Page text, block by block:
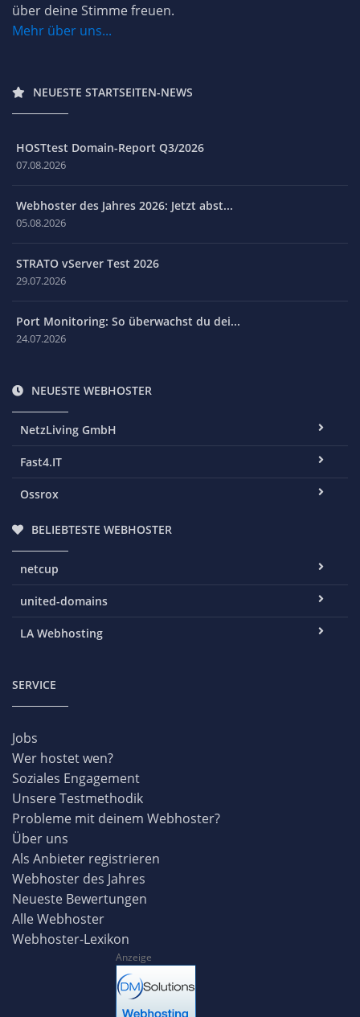
über deine Stimme freuen.
Mehr über uns...
NEUESTE STARTSEITEN-NEWS
HOSTtest Domain-Report Q3/2026
07.08.2026
Webhoster des Jahres 2026: Jetzt abst...
05.08.2026
STRATO vServer Test 2026
29.07.2026
Port Monitoring: So überwachst du dei...
24.07.2026
NEUESTE WEBHOSTER
NetzLiving GmbH
Fast4.IT
Ossrox
BELIEBTESTE WEBHOSTER
netcup
united-domains
LA Webhosting
SERVICE
Jobs
Wer hostet wen?
Soziales Engagement
Unsere Testmethodik
Probleme mit deinem Webhoster?
Über uns
Als Anbieter registrieren
Webhoster des Jahres
Neueste Bewertungen
Alle Webhoster
Webhoster-Lexikon
Anzeige